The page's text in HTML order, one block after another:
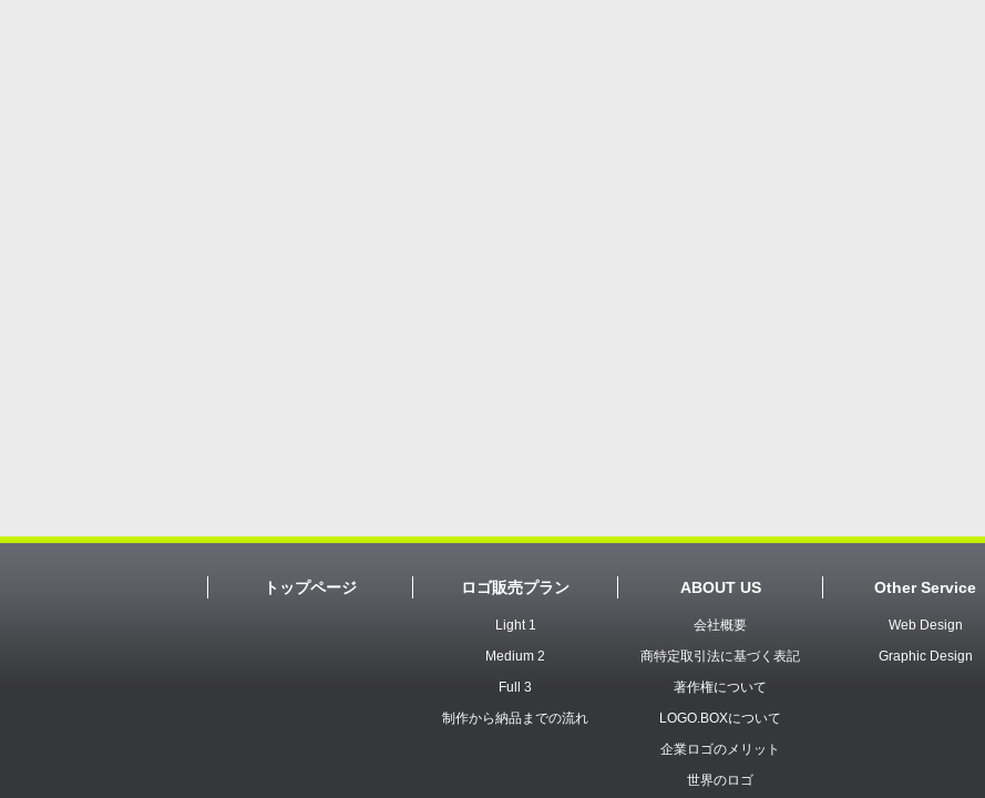
トップページ ロゴ販売プラン
Light 1
Medium 2
Full 3
制作から納品までの流れ
ABOUT US
会社概要
商特定取引法に基づく表記
著作権について
LOGO.BOXについて
企業ロゴのメリット
世界のロゴ
Other Service
Web Design
Graphic Design